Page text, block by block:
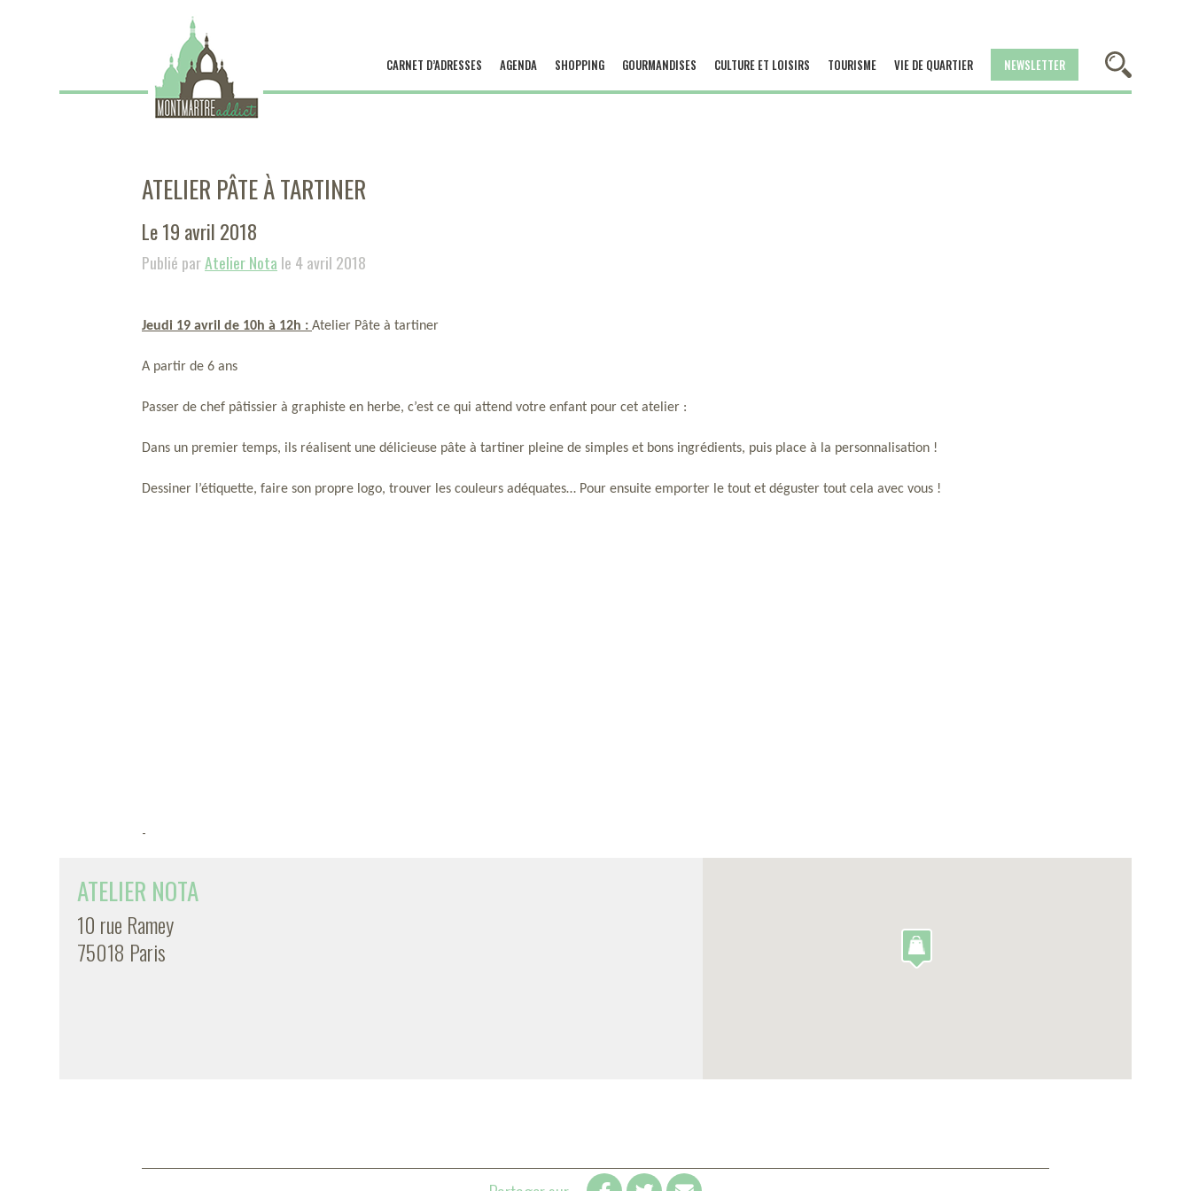
CARNET D’ADRESSES AGENDA SHOPPING GOURMANDISES CULTURE ET LOISIRS TOURISME VIE DE QUARTIER NEWSLETTER
ATELIER PÂTE À TARTINER
Le 19 avril 2018
Publié parAtelier Nota le 4 avril 2018
Jeudi 19 avril de 10h à 12h : Atelier Pâte à tartiner
A partir de 6 ans
Passer de chef pâtissier à graphiste en herbe, c’est ce qui attend votre enfant pour cet atelier :
Dans un premier temps, ils réalisent une délicieuse pâte à tartiner pleine de simples et bons ingrédients, puis place à la personnalisation !
Dessiner l’étiquette, faire son propre logo, trouver les couleurs adéquates… Pour ensuite emporter le tout et déguster tout cela avec vous !
-
ATELIER NOTA
10 rue Ramey
75018 Paris